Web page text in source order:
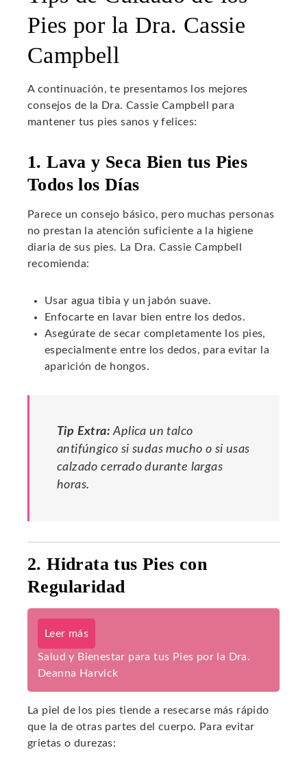
Pies por la Dra. Cassie
Campbell
A continuación, te presentamos los mejores
consejos de la Dra. Cassie Campbell para
mantener tus pies sanos y felices:
1. Lava y Seca Bien tus Pies
Todos los Días
Parece un consejo básico, pero muchas personas
no prestan la atención suficiente a la higiene
diaria de sus pies. La Dra. Cassie Campbell
recomienda:
Usar agua tibia y un jabón suave.
Enfocarte en lavar bien entre los dedos.
Asegúrate de secar completamente los pies,
especialmente entre los dedos, para evitar la
aparición de hongos.
Tip Extra: Aplica un talco
antifúngico si sudas mucho o si usas
calzado cerrado durante largas
horas.
2. Hidrata tus Pies con
Regularidad
Leer más
Salud y Bienestar para tus Pies por la Dra.
Deanna Harvick
La piel de los pies tiende a resecarse más rápido
que la de otras partes del cuerpo. Para evitar
grietas o durezas: